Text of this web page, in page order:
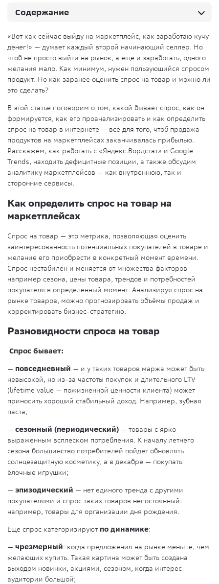
«Вот как сейчас выйду на маркетплейс, как заработаю кучу
денег!» — думает каждый второй начинающий селлер. Но
чтоб не просто выйти на рынок, а еще и заработать, одного
желания мало. Как минимум, нужен пользующийся спросом
продукт. Но как заранее оценить спрос на товар и можно ли
это сделать?
В этой статье поговорим о том, какой бывает спрос, как он
формируется, как его проанализировать и как определить
спрос на товар в интернете — всё для того, чтоб продажа
продуктов на маркетплейсах заканчивалась прибылью.
Расскажем, как работать с «Яндекс.Вордстат» и Google
Trends, находить дефицитные позиции, а также обсудим
аналитику маркетплейсов — как внутреннюю, так и
сторонние сервисы.
Как определить спрос на товар на
маркетплейсах
Спрос на товар — это метрика, позволяющая оценить
заинтересованность потенциальных покупателей в товаре и
желание его приобрести в конкретный момент времени.
Спрос нестабилен и меняется от множества факторов —
например сезона, цены товара, трендов и потребностей
покупателя в определенный момент. Анализируя спрос на
рынке товаров, можно прогнозировать объёмы продаж и
корректировать бизнес-стратегию.
Разновидности спроса на товар
Спрос бывает:
— повседневный — и у таких товаров маржа может быть
невысокой, но из-за частоты покупок и длительного LTV
(lifetime value — пожизненной ценности клиента) может
приносить хороший стабильный доход. Например, зубная
паста;
— сезонный (периодический) — товары с ярко
выраженным всплеском потребления. К началу летнего
сезона большинство потребителей пойдет обновлять
солнцезащитную косметику, а в декабре — покупать
ёлочные игрушки;
— эпизодический — нет единого тренда с другими
покупателями и спрос таких товаров непостоянный:
например, товары для организации дня рождения.
Еще спрос категоризируют по динамике:
— чрезмерный: когда предложения на рынке меньше, чем
желающих купить. Такая картина может быть создана
выходом новинки, акциями, сезоном, когда интерес
аудитории большой;
Содержание